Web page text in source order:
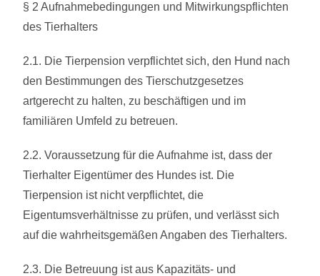
§ 2 Aufnahmebedingungen und Mitwirkungspflichten
des Tierhalters
2.1. Die Tierpension verpflichtet sich, den Hund nach
den Bestimmungen des Tierschutzgesetzes
artgerecht zu halten, zu beschäftigen und im
familiären Umfeld zu betreuen.
2.2. Voraussetzung für die Aufnahme ist, dass der
Tierhalter Eigentümer des Hundes ist. Die
Tierpension ist nicht verpflichtet, die
Eigentumsverhältnisse zu prüfen, und verlässt sich
auf die wahrheitsgemäßen Angaben des Tierhalters.
2.3. Die Betreuung ist aus Kapazitäts- und